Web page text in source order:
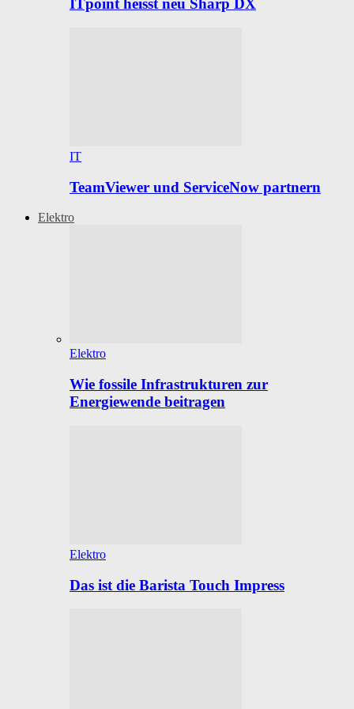
ITpoint heisst neu Sharp DX
IT
TeamViewer und ServiceNow partnern
Elektro
Elektro
Wie fossile Infrastrukturen zur
Energiewende beitragen
Elektro
Das ist die Barista Touch Impress